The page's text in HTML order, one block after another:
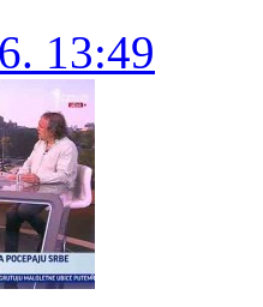
13:49